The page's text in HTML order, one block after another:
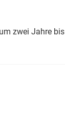
zwei Jahre